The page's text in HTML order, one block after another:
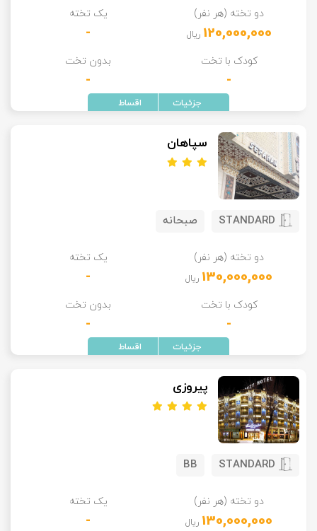
دو تخته (هر نفر)
120,000,000 ریال
یک تخته
-
کودک با تخت
-
بدون تخت
-
سپاهان
STANDARD صبحانه
دو تخته (هر نفر)
130,000,000 ریال
یک تخته
-
کودک با تخت
-
بدون تخت
-
پیروزی
STANDARD
BB
دو تخته (هر نفر)
130,000,000 ریال
یک تخته
-
تور کاشان
تور اصفهان
تور ترکمن صحرا